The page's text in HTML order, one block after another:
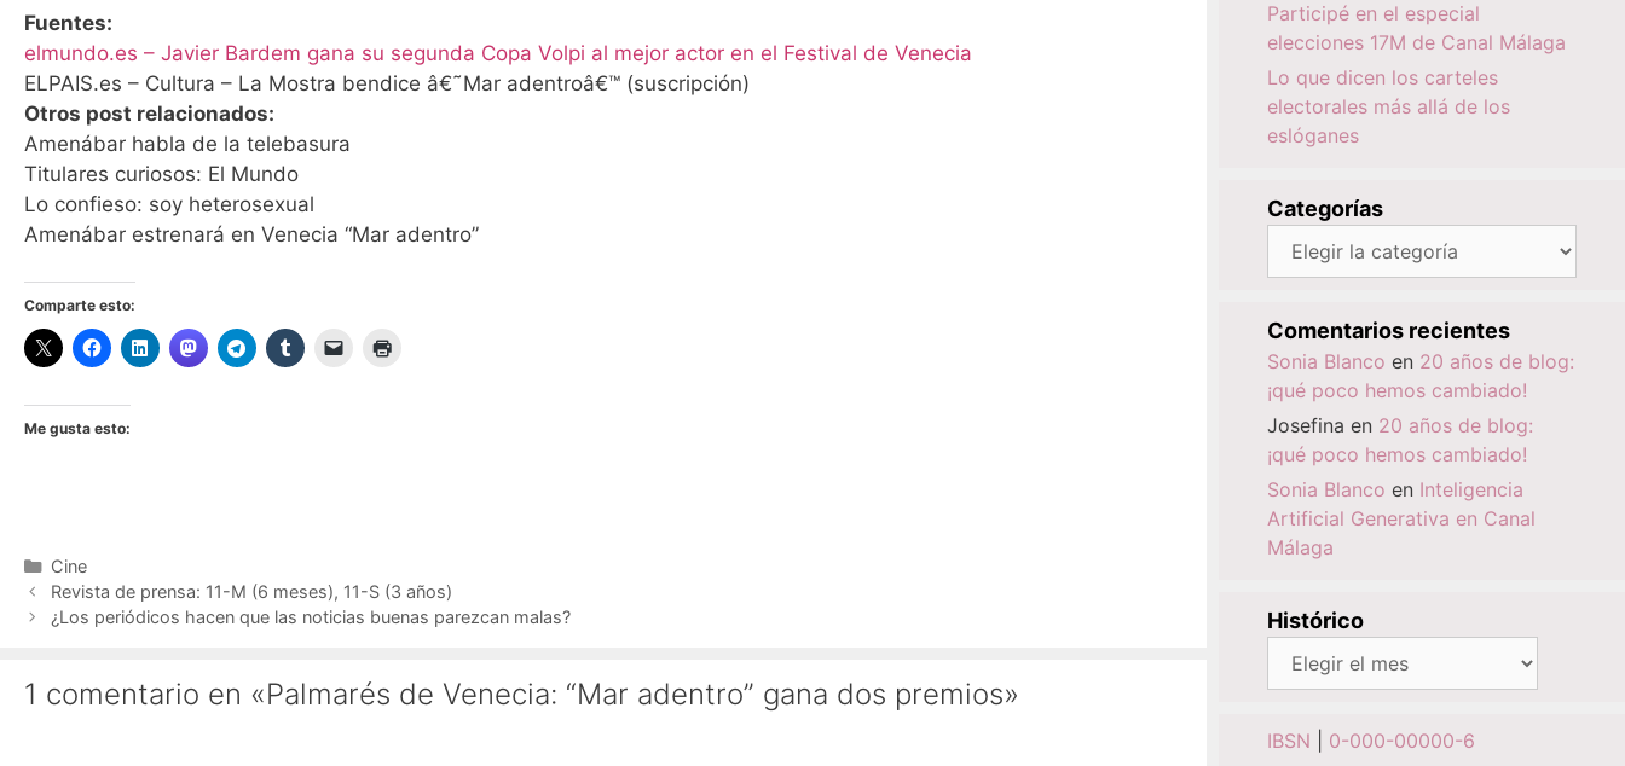
Fuentes:
elmundo.es – Javier Bardem gana su segunda Copa Volpi al mejor actor en el Festival de Venecia
ELPAIS.es – Cultura – La Mostra bendice â€˜Mar adentroâ€™ (suscripción)
Otros post relacionados:
Amenábar habla de la telebasura
Titulares curiosos: El Mundo
Lo confieso: soy heterosexual
Amenábar estrenará en Venecia “Mar adentro”
Comparte esto:
Me gusta esto:
Categorías
Cine
Revista de prensa: 11-M (6 meses), 11-S (3 años)
¿Los periódicos hacen que las noticias buenas parezcan malas?
1 comentario en «Palmarés de Venecia: “Mar adentro” gana dos premios»
Participé en el especial
elecciones 17M de Canal Málaga
Lo que dicen los carteles
electorales más allá de los
eslóganes
Categorías
Categorías
Comentarios recientes
Sonia Blanco en 20 años de blog:
¡qué poco hemos cambiado!
Josefina en 20 años de blog:
¡qué poco hemos cambiado!
Sonia Blanco en Inteligencia
Artificial Generativa en Canal
Málaga
Histórico
Histórico
IBSN 0-000-00000-6